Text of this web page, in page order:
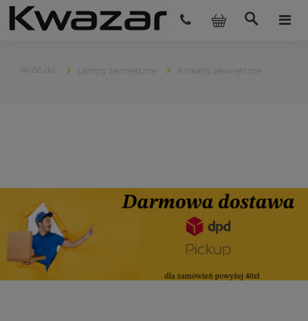
Lampy zewnętrzne Kinkiety zewnętrzne